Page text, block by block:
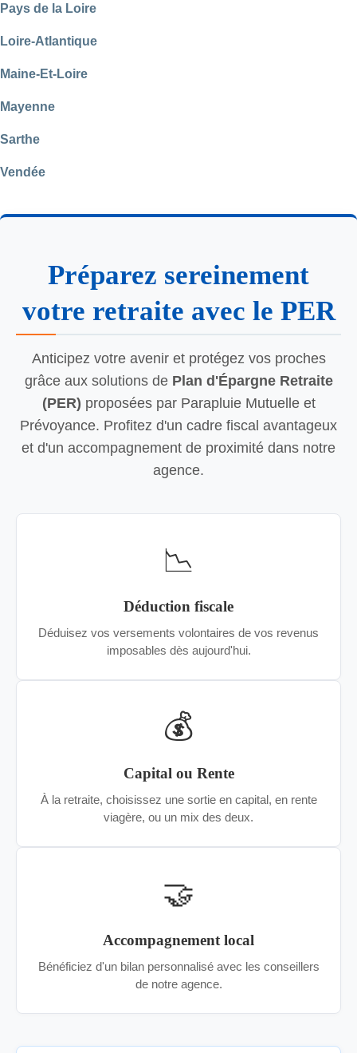
Pays de la Loire
Loire-Atlantique
Maine-Et-Loire
Mayenne
Sarthe
Vendée
Préparez sereinement
votre retraite avec le PER
Anticipez votre avenir et protégez vos proches
grâce aux solutions de Plan d'Épargne Retraite
(PER) proposées par Parapluie Mutuelle et
Prévoyance. Profitez d'un cadre fiscal avantageux
et d'un accompagnement de proximité dans notre
agence.
📉
Déduction fiscale
Déduisez vos versements volontaires de vos revenus
imposables dès aujourd'hui.
💰
Capital ou Rente
À la retraite, choisissez une sortie en capital, en rente
viagère, ou un mix des deux.
🤝
Accompagnement local
Bénéficiez d'un bilan personnalisé avec les conseillers
de notre agence.